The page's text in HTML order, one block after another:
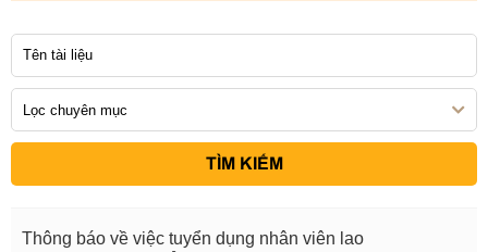
TÌM KIẾM
Thông báo về việc tuyển dụng nhân viên lao